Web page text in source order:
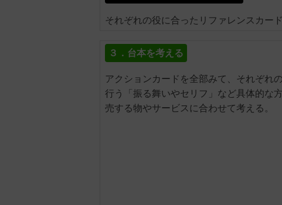
それぞれの役に合ったリファレンスカード
３．台本を考える
アクションカードを全部みて、それぞれ
行う「振る舞いやセリフ」など具体的な
売する物やサービスに合わせて考える。